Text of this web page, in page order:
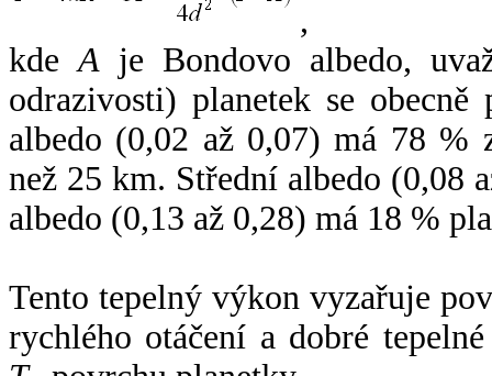
,
kdeA je Bondovo albedo,
odrazivosti) planetek se
albedo (0,02 až 0,07) má 78 %
než 25 km. Střední albedo (0,08
albedo (0,13 až 0,28) má 18 %
Tento tepelný výkon vyzařuje
rychlého otáčení a dobré